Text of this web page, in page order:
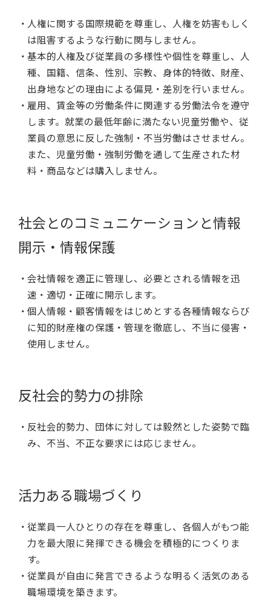
人権に関する国際規範を尊重し、人権を妨害もしく
は阻害するような行動に関与しません。
基本的人権及び従業員の多様性や個性を尊重し、人
種、国籍、信条、性別、宗教、身体的特徴、財産、
出身地などの理由による偏見・差別を行いません。
雇用、賃金等の労働条件に関連する労働法令を遵守
します。就業の最低年齢に満たない児童労働や、従
業員の意思に反した強制・不当労働はさせません。
また、児童労働・強制労働を通して生産された材
料・商品などは購入しません。
社会とのコミュニケーションと情報
開示・情報保護
会社情報を適正に管理し、必要とされる情報を迅
速・適切・正確に開示します。
個人情報・顧客情報をはじめとする各種情報ならび
に知的財産権の保護・管理を徹底し、不当に侵害・
使用しません。
反社会的勢力の排除
反社会的勢力、団体に対しては毅然とした姿勢で臨
み、不当、不正な要求には応じません。
活力ある職場づくり
従業員一人ひとりの存在を尊重し、各個人がもつ能
力を最大限に発揮できる機会を積極的につくりま
す。
従業員が自由に発言できるような明るく活気のある
職場環境を築きます。